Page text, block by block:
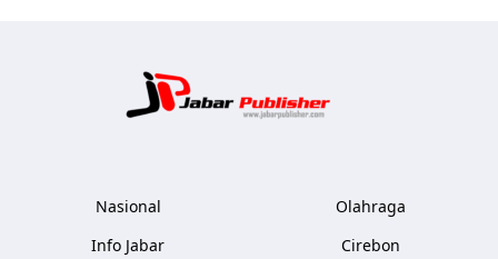
Nasional
Info Jabar
Olahraga
Cirebon